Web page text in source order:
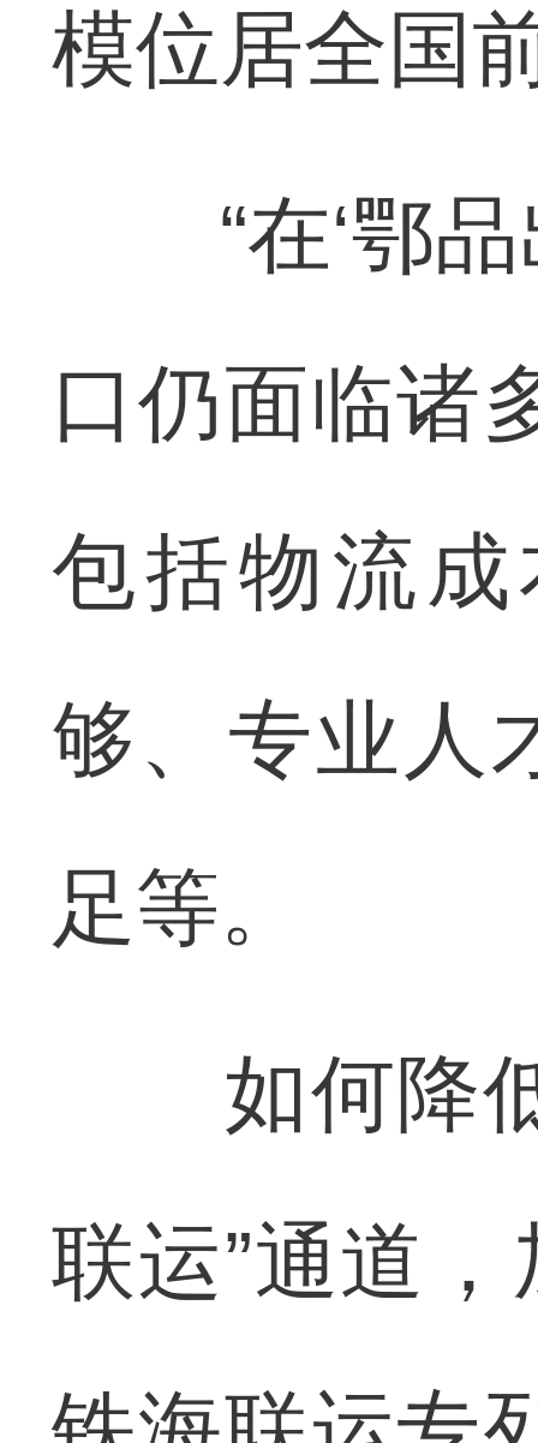
模位居全国
“在‘鄂品
口仍面临诸
包括物流
够、专业人
足等。
如何降低
联运”通道